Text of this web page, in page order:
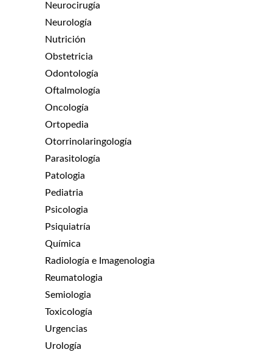
Neurocirugía
Neurología
Nutrición
Obstetricia
Odontología
Oftalmología
Oncología
Ortopedia
Otorrinolaringología
Parasitología
Patologia
Pediatria
Psicologia
Psiquiatría
Química
Radiología e Imagenologia
Reumatologia
Semiologia
Toxicología
Urgencias
Urología